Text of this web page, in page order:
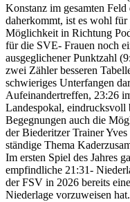
Konstanz im gesamten
daherkommt, ist es wohl
Möglichkeit in Richtung
für die SVE- Frauen noch
ausgeglichener Punktzahl
zwei Zähler besseren
schwieriges Unterfangen
Aufeinandertreffen, 23:26
Landespokal, eindrucksvoll
Begegnungen auch die
der Biederitzer Trainer
ständige Thema
Im ersten Spiel des Jahres
empfindliche 21:31-
der FSV in 2026 bereits
Niederlage vorzuweisen hat.